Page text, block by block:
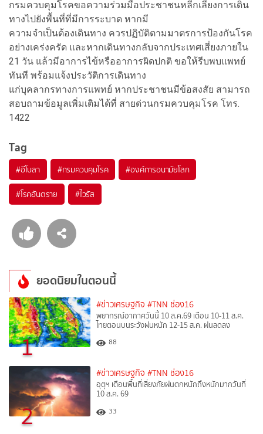
กรมควบคุมโรคขอความร่วมมือประชาชนหลีกเลี่ยงการเดิน
ทางไปยังพื้นที่ที่มีการระบาด หากมี
ความจำเป็นต้องเดินทาง ควรปฏิบัติตามมาตรการป้องกันโรค
อย่างเคร่งครัด และหากเดินทางกลับจากประเทศเสี่ยงภายใน
21 วัน แล้วมีอาการไข้หรืออาการผิดปกติ ขอให้รีบพบแพทย์
ทันที พร้อมแจ้งประวัติการเดินทาง
แก่บุคลากรทางการแพทย์ หากประชาชนมีข้อสงสัย สามารถ
สอบถามข้อมูลเพิ่มเติมได้ที่ สายด่วนกรมควบคุมโรค โทร.
1422
Tag
#อีโบลา #กรมควบคุมโรค #องค์การอนามัยโลก
#โรคอันตราย #ไวรัส
ยอดนิยมในตอนนี้
1
#ข่าวเศรษฐกิจ #TNN ช่อง16
พยากรณ์อากาศวันนี้ 10 ส.ค.69 เตือน 10-11 ส.ค.
ไทยตอนบนระวังฝนหนัก 12-15 ส.ค. ฝนลดลง
88
2
#ข่าวเศรษฐกิจ #TNN ช่อง16
อุตุฯ เตือนพื้นที่เสี่ยงภัยฝนตกหนักถึงหนักมากวันที่
10 ส.ค. 69
33